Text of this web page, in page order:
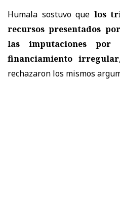
Humala sostuvo que los
recursos presentados
las imputaciones
financiamiento irregular
rechazaron los mismos